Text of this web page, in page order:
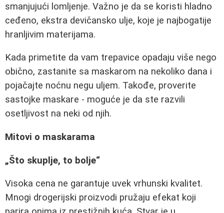
smanjujući lomljenje. Važno je da se koristi hladno
ceđeno, ekstra devičansko ulje, koje je najbogatije
hranljivim materijama.
Kada primetite da vam trepavice opadaju više nego
obično, zastanite sa maskarom na nekoliko dana i
pojačajte noćnu negu uljem. Takođe, proverite
sastojke maskare - moguće je da ste razvili
osetljivost na neki od njih.
Mitovi o maskarama
„Što skuplje, to bolje“
Visoka cena ne garantuje uvek vrhunski kvalitet.
Mnogi drogerijski proizvodi pružaju efekat koji